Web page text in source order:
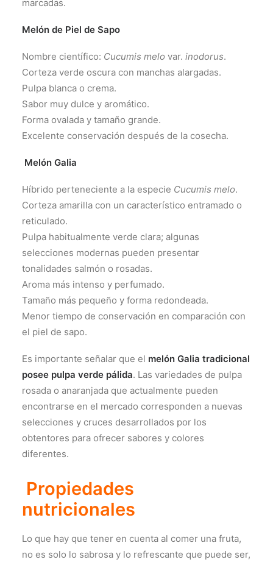
marcadas.
Melón de Piel de Sapo
Nombre científico: Cucumis melo var. inodorus.
Corteza verde oscura con manchas alargadas.
Pulpa blanca o crema.
Sabor muy dulce y aromático.
Forma ovalada y tamaño grande.
Excelente conservación después de la cosecha.
Melón Galia
Híbrido perteneciente a la especie Cucumis melo.
Corteza amarilla con un característico entramado o
reticulado.
Pulpa habitualmente verde clara; algunas
selecciones modernas pueden presentar
tonalidades salmón o rosadas.
Aroma más intenso y perfumado.
Tamaño más pequeño y forma redondeada.
Menor tiempo de conservación en comparación con
el piel de sapo.
Es importante señalar que el melón Galia tradicional
posee pulpa verde pálida. Las variedades de pulpa
rosada o anaranjada que actualmente pueden
encontrarse en el mercado corresponden a nuevas
selecciones y cruces desarrollados por los
obtentores para ofrecer sabores y colores
diferentes.
Propiedades
nutricionales
Lo que hay que tener en cuenta al comer una fruta,
no es solo lo sabrosa y lo refrescante que puede ser,